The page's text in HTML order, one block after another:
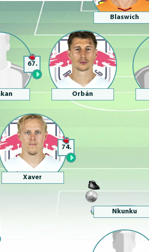
Blaswich
67.
Orbán
74.
Xaver
Nkunku